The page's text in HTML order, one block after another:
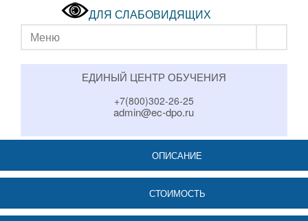
ДЛЯ СЛАБОВИДЯЩИХ
Меню
ЕДИНЫЙ ЦЕНТР ОБУЧЕНИЯ
+7(800)302-26-25
admin@ec-dpo.ru
ОПИСАНИЕ
СТОИМОСТЬ